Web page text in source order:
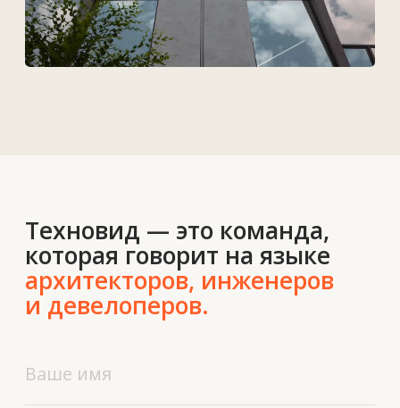
Новости
Вакансии
О нас